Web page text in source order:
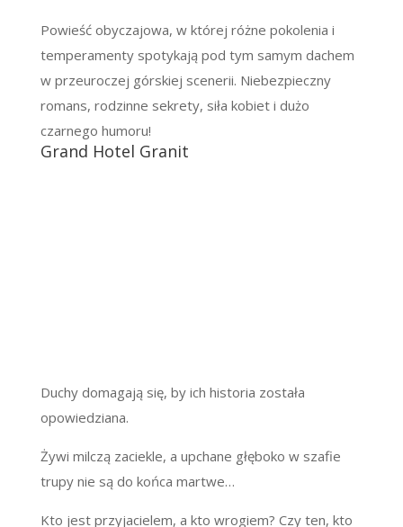
Powieść obyczajowa, w której różne pokolenia i
temperamenty spotykają pod tym samym dachem
w przeuroczej górskiej scenerii. Niebezpieczny
romans, rodzinne sekrety, siła kobiet i dużo
czarnego humoru!
Grand Hotel Granit
Duchy domagają się, by ich historia została
opowiedziana.
Żywi milczą zaciekle, a upchane głęboko w szafie
trupy nie są do końca martwe…
Kto jest przyjacielem, a kto wrogiem? Czy ten, kto